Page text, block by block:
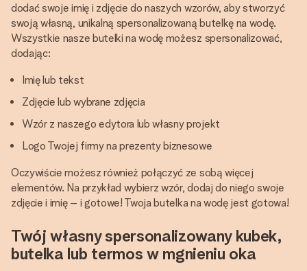
dodać swoje imię i zdjęcie do naszych wzorów, aby stworzyć
swoją własną, unikalną spersonalizowaną butelkę na wodę.
Wszystkie nasze butelki na wodę możesz spersonalizować,
dodając:
Imię lub tekst
Zdjęcie lub wybrane zdjęcia
Wzór z naszego edytora lub własny projekt
Logo Twojej firmy na prezenty biznesowe
Oczywiście możesz również połączyć ze sobą więcej
elementów. Na przykład wybierz wzór, dodaj do niego swoje
zdjęcie i imię – i gotowe! Twoja butelka na wodę jest gotowa!
Twój własny spersonalizowany kubek,
butelka lub termos w mgnieniu oka